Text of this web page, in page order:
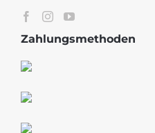
Zahlungsmethoden